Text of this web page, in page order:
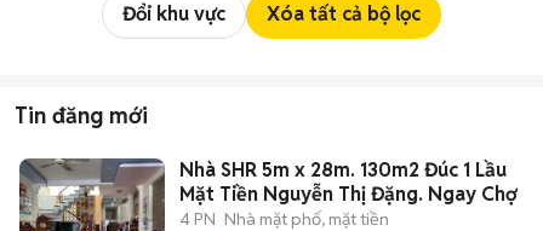
Đổi khu vực Xóa tất cả bộ lọc
Tin đăng mới
Nhà SHR 5m x 28m. 130m2 Đúc 1 Lầu
Mặt Tiền Nguyễn Thị Đặng. Ngay Chợ
4 PN Nhà mặt phố, mặt tiền